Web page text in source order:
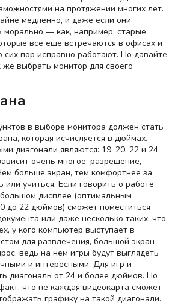
на протяжении многих лет.
медленно, и даже если они
морально — как, например, старые
все еще встречаются в офисах и
сих пор исправно работают. Но давайте
же выбрать монитор для своего
в выборе монитора должен стать
которая исчисляется в дюймах.
диагонали являются: 19, 20, 22 и 24.
очень многое: разрешение,
больше экран, тем комфортнее за
или учиться. Если говорить о работе
дисплее (оптимальным
до 22 дюймов) сможет поместиться
или даже несколько таких, что
у кого компьютер выступает в
для развлечения, большой экран
ведь на нём игры будут выглядеть
и интересными. Для игр и
диагональ от 24 и более дюймов. Но
что не каждая видеокарта сможет
графику на такой диагонали.